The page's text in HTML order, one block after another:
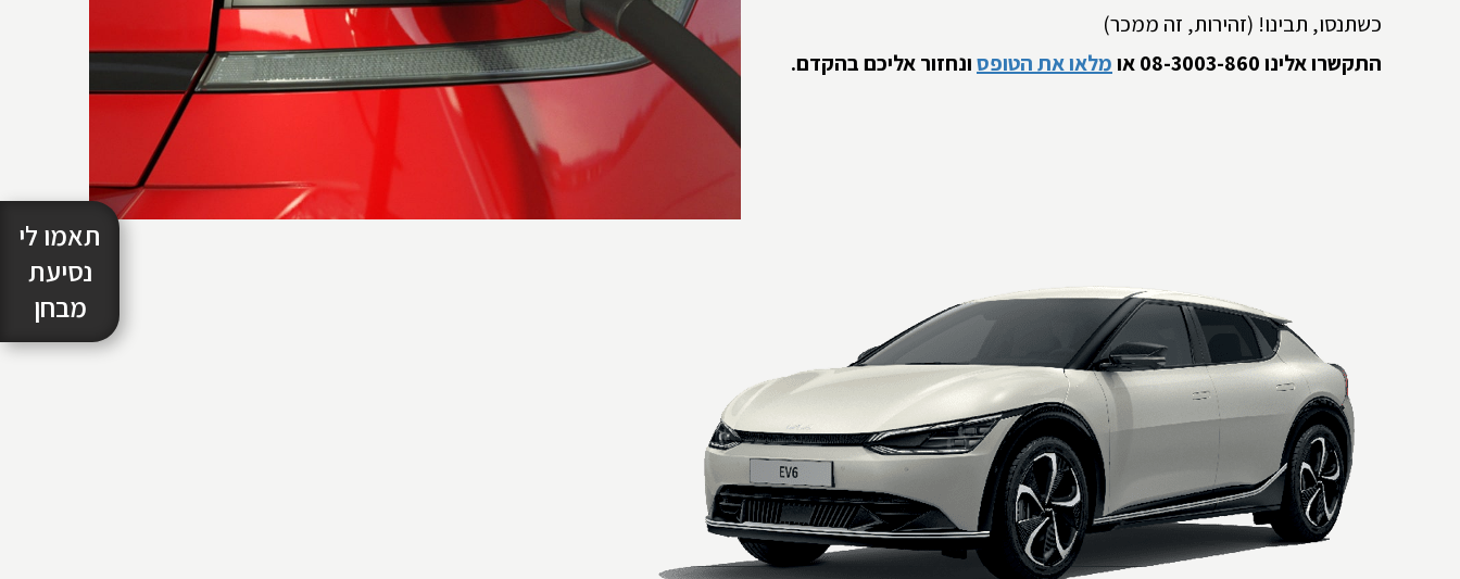
כשתנסו, תבינו! (זהירות, זה ממכר)
התקשרו אלינו 08-3003-860 או
מלאו את הטופסונחזור אליכם בהקדם.
תאמו לי
נסיעת
מבחן